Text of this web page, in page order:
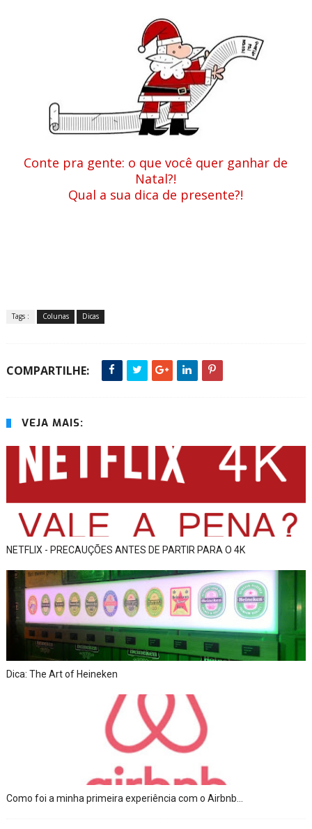
Conte pra gente: o que você quer ganhar de
Natal?!
Qual a sua dica de presente?!
Tags : Colunas Dicas
COMPARTILHE:
VEJA MAIS:
NETFLIX - PRECAUÇÕES ANTES DE PARTIR PARA O 4K
Dica: The Art of Heineken
Como foi a minha primeira experiência com o Airbnb‎...